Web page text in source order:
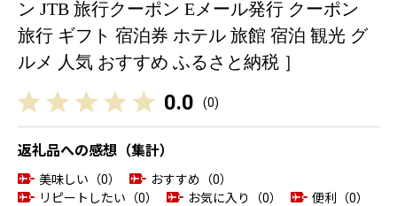
ン JTB 旅行クーポン Eメール発行 クーポン
旅行 ギフト 宿泊券 ホテル 旅館 宿泊 観光 グ
ルメ 人気 おすすめ ふるさと納税 ］
0.0 (0)
返礼品への感想（集計）
美味しい（0）
おすすめ（0）
リピートしたい（0）
お気に入り（0）
便利（0）